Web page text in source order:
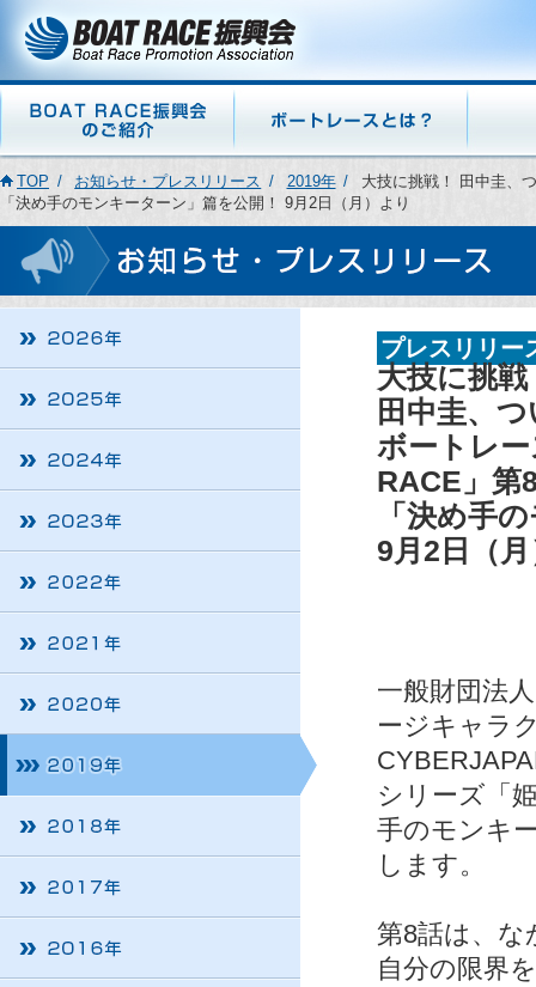
TOP お知らせ・プレスリリース 2019年
大技に挑戦！ 田中圭、
「決め手のモンキーターン」篇を公開！ 9月2日（月）より
プレスリリー
大技に挑戦
田中圭、
ボートレ
RACE」第
「決め手
9月2日（
一般財団法
ージキャラ
シリーズ「
手のモンキ
します。
第8話は、
自分の限界